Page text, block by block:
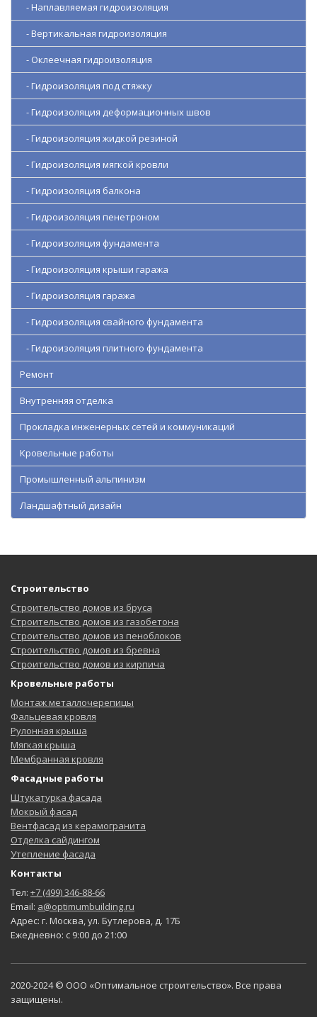
- Наплавляемая гидроизоляция
- Вертикальная гидроизоляция
- Оклеечная гидроизоляция
- Гидроизоляция под стяжку
- Гидроизоляция деформационных швов
- Гидроизоляция жидкой резиной
- Гидроизоляция мягкой кровли
- Гидроизоляция балкона
- Гидроизоляция пенетроном
- Гидроизоляция фундамента
- Гидроизоляция крыши гаража
- Гидроизоляция гаража
- Гидроизоляция свайного фундамента
- Гидроизоляция плитного фундамента
Ремонт
Внутренняя отделка
Прокладка инженерных сетей и коммуникаций
Кровельные работы
Промышленный альпинизм
Ландшафтный дизайн
Строительство
Строительство домов из бруса
Строительство домов из газобетона
Строительство домов из пеноблоков
Строительство домов из бревна
Строительство домов из кирпича
Кровельные работы
Монтаж металлочерепицы
Фальцевая кровля
Рулонная крыша
Мягкая крыша
Мембранная кровля
Фасадные работы
Штукатурка фасада
Мокрый фасад
Вентфасад из керамогранита
Отделка сайдингом
Утепление фасада
Контакты
Тел: +7 (499) 346-88-66
Email: a@optimumbuilding.ru
Адрес: г. Москва, ул. Бутлерова, д. 17Б
Ежедневно: с 9:00 до 21:00
2020-2024 © ООО «Оптимальное строительство». Все права
защищены.